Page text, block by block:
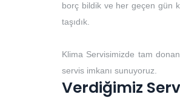
borç bildik ve her geçen gün
taşıdık.
Klima Servisimizde tam
servis imkanı sunuyoruz.
Verdiğimiz